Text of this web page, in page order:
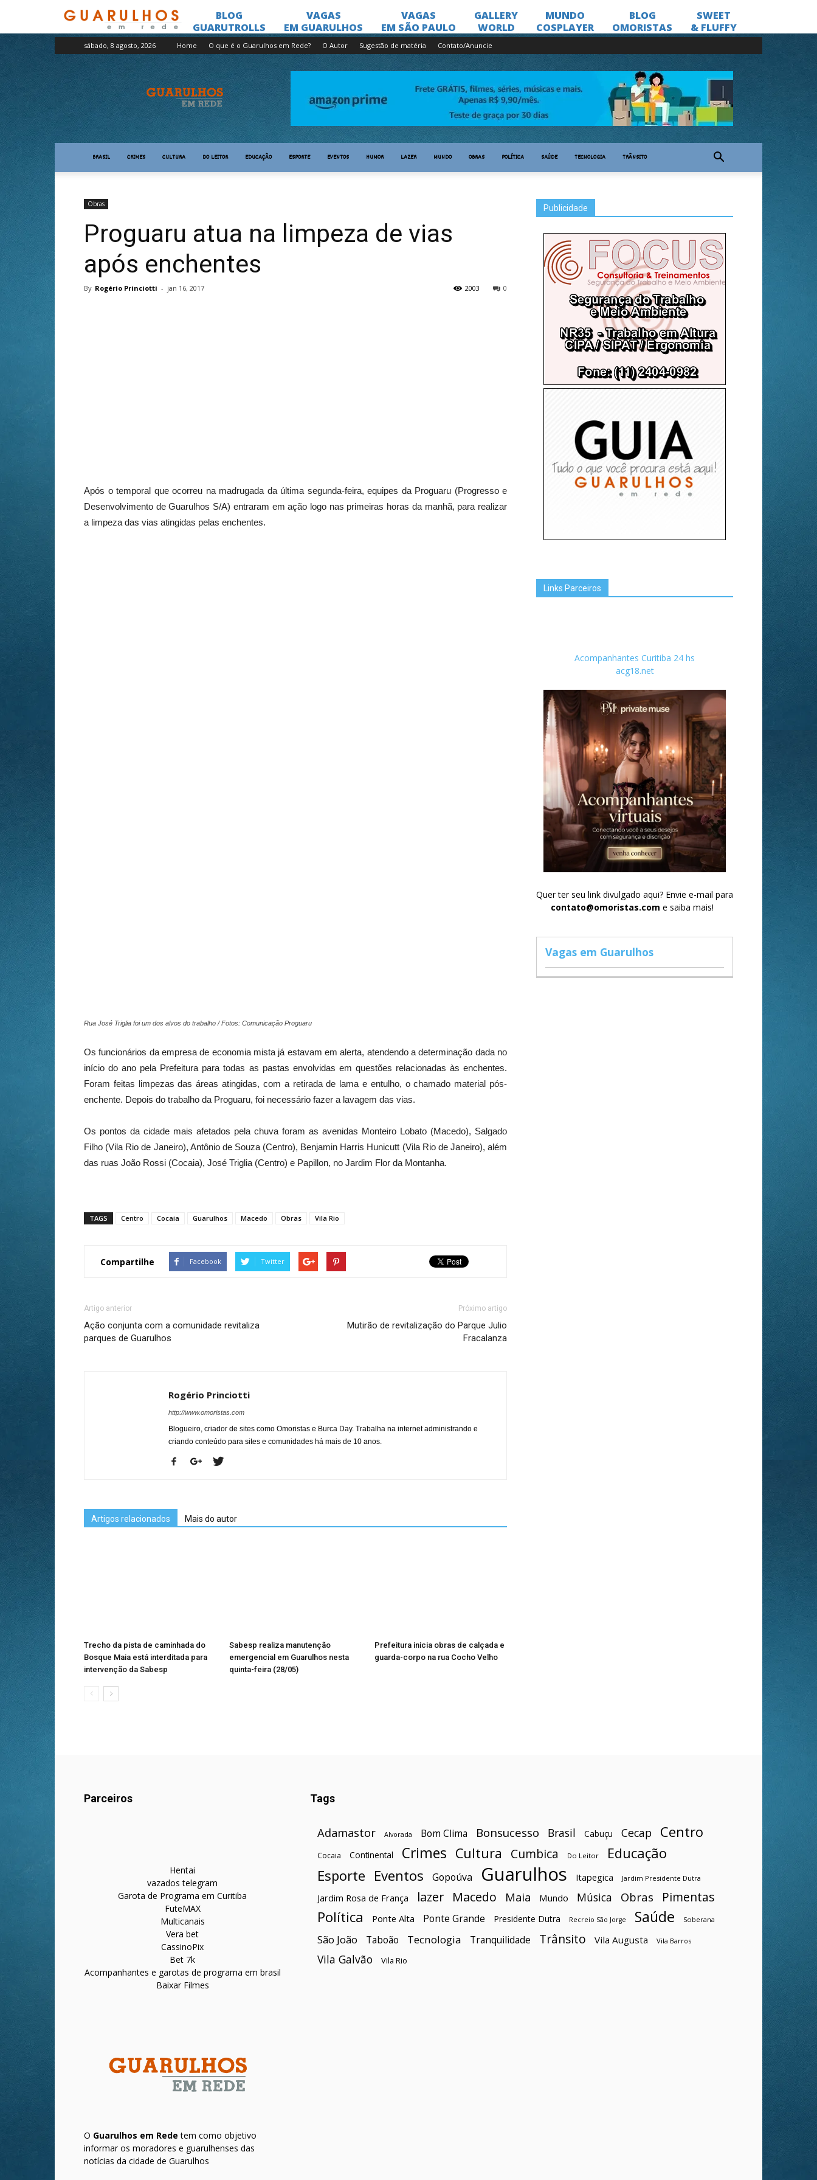
sábado, 8 agosto, 2026 Home O que é o Guarulhos em Rede? O Autor Sugestão de matéria Contato/Anuncie
Guarulhos
em
Rede
BRASIL CRIMES CULTURA DO LEITOR EDUCAÇÃO ESPORTE EVENTOS HUMOR LAZER MUNDO OBRAS POLÍTICA SAÚDE TECNOLOGIA TRÂNSITO
Obras
Proguaru atua na limpeza de vias
após enchentes
By Rogério Princiotti - jan 16, 2017 0
2003
Após o temporal que ocorreu na madrugada da última segunda-feira, equipes da Proguaru (Progresso e
Desenvolvimento de Guarulhos S/A) entraram em ação logo nas primeiras horas da manhã, para realizar
a limpeza das vias atingidas pelas enchentes.
Rua José Triglia foi um dos alvos do trabalho / Fotos: Comunicação Proguaru
Os funcionários da empresa de economia mista já estavam em alerta, atendendo a determinação dada no
início do ano pela Prefeitura para todas as pastas envolvidas em questões relacionadas às enchentes.
Foram feitas limpezas das áreas atingidas, com a retirada de lama e entulho, o chamado material pós-
enchente. Depois do trabalho da Proguaru, foi necessário fazer a lavagem das vias.
Os pontos da cidade mais afetados pela chuva foram as avenidas Monteiro Lobato (Macedo), Salgado
Filho (Vila Rio de Janeiro), Antônio de Souza (Centro), Benjamin Harris Hunicutt (Vila Rio de Janeiro), além
das ruas João Rossi (Cocaia), José Triglia (Centro) e Papillon, no Jardim Flor da Montanha.
TAGS Centro Cocaia Guarulhos Macedo Obras Vila Rio
Compartilhe Facebook Twitter
Artigo anterior
Ação conjunta com a comunidade revitaliza
parques de Guarulhos
Próximo artigo
Mutirão de revitalização do Parque Julio
Fracalanza
Rogério Princiotti
http://www.omoristas.com
Blogueiro, criador de sites como Omoristas e Burca Day. Trabalha na internet administrando e
criando conteúdo para sites e comunidades há mais de 10 anos.
Artigos relacionados Mais do autor
Trecho da pista de caminhada do
Bosque Maia está interditada para
intervenção da Sabesp
Sabesp realiza manutenção
emergencial em Guarulhos nesta
quinta-feira (28/05)
Prefeitura inicia obras de calçada e
guarda-corpo na rua Cocho Velho
Publicidade
Links Parceiros
Acompanhantes Curitiba 24 hs
acg18.net
Quer ter seu link divulgado aqui? Envie e-mail para
contato@omoristas.com e saiba mais!
Vagas em Guarulhos
Parceiros
Hentai
vazados telegram
Garota de Programa em Curitiba
FuteMAX
Multicanais
Vera bet
CassinoPix
Bet 7k
Acompanhantes e garotas de programa em brasil
Baixar Filmes
O Guarulhos em Rede tem como objetivo
informar os moradores e guarulhenses das
notícias da cidade de Guarulhos
Tags
Adamastor Alvorada Bom Clima Bonsucesso Brasil Cabuçu Cecap Centro
Cocaia Continental Crimes Cultura Cumbica Do Leitor Educação
Esporte Eventos Gopoúva Guarulhos Itapegica Jardim Presidente Dutra
Jardim Rosa de França lazer Macedo Maia Mundo Música Obras Pimentas
Política Ponte Alta Ponte Grande Presidente Dutra Recreio São Jorge Saúde Soberana
São João Taboão Tecnologia Tranquilidade Trânsito Vila Augusta Vila Barros
Vila Galvão Vila Rio